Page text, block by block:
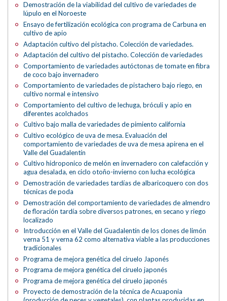
Demostración de la viabilidad del cultivo de variedades de
lúpulo en el Noroeste
Ensayo de fertilización ecológica con programa de Carbuna en
cultivo de apio
Adaptación cultivo del pistacho. Colección de variedades.
Adaptación del cultivo del pistacho. Colección de variedades
Comportamiento de variedades autóctonas de tomate en fibra
de coco bajo invernadero
Comportamiento de variedades de pistachero bajo riego, en
cultivo normal e intensivo
Comportamiento del cultivo de lechuga, bróculi y apio en
diferentes acolchados
Cultivo bajo malla de variedades de pimiento california
Cultivo ecológico de uva de mesa. Evaluación del
comportamiento de variedades de uva de mesa apirena en el
Valle del Guadalentín
Cultivo hidroponico de melón en invernadero con calefacción y
agua desalada, en ciclo otoño-invierno con lucha ecológica
Demostración de variedades tardías de albaricoquero con dos
técnicas de poda
Demostración del comportamiento de variedades de almendro
de floración tardía sobre diversos patrones, en secano y riego
localizado
Introducción en el Valle del Guadalentín de los clones de limón
verna 51 y verna 62 como alternativa viable a las producciones
tradicionales
Programa de mejora genética del ciruelo Japonés
Programa de mejora genética del ciruelo japonés
Programa de mejora genética del ciruelo japonés
Proyecto de demostración de la técnica de Acuaponia